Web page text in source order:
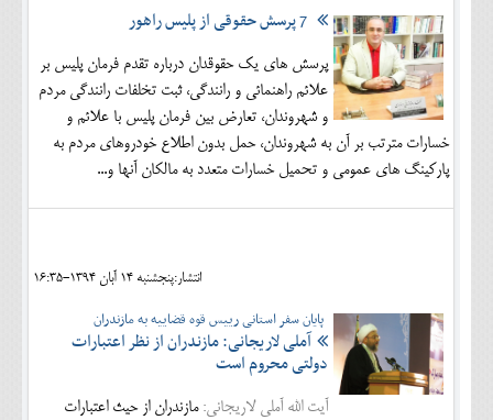
7 پرسش حقوقی از پلیس راهور
پرسش های یک حقوقدان درباره تقدم فرمان پلیس بر
علائم راهنمائی و رانندگی، ثبت تخلفات رانندگی مردم
و شهروندان، تعارض بین فرمان پلیس با علائم و
خسارات مترتب بر آن به شهروندان، حمل بدون اطلاع خودروهای مردم به
پارکینگ های عمومی و تحمیل خسارات متعدد به مالکان آنها و...
انتشار:پنجشنبه 14 آبان 1394-16:35
پایان سفر استانی رییس قوه قضاییه به مازندران
آملی لاریجانی: مازندران از نظر اعتبارات
دولتی محروم است
آیت الله آملی لاریجانی: مازندران از حیث اعتبارات